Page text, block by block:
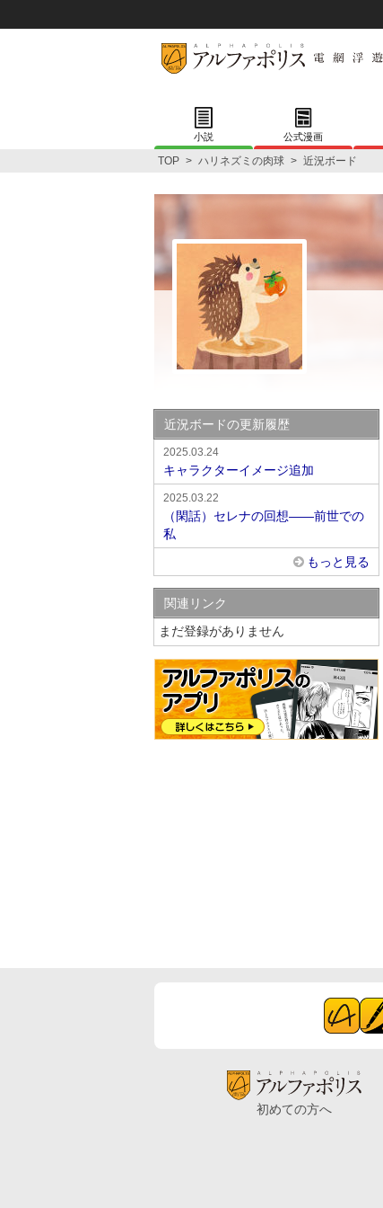
小説 公式漫画
TOP > ハリネズミの肉球 > 近況ボード
近況ボードの更新履歴
2025.03.24
キャラクターイメージ追加
2025.03.22
（閑話）セレナの回想――前世での
私
もっと見る
関連リンク
まだ登録がありません
初めての方へ